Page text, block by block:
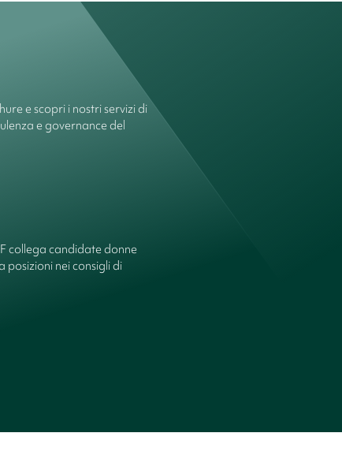
e scopri i nostri servizi di
e governance del
collega candidate donne
nei consigli di